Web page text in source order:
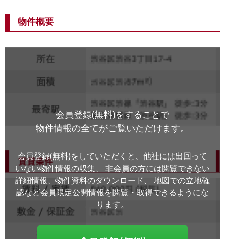
物件概要
会員登録(無料)をすることで
物件情報の全てがご覧いただけます。
会員登録(無料)をしていただくと、他社には出回って
いない物件情報の収集、
非会員の方には閲覧できない
詳細情報、物件資料のダウンロード、
地図での立地確
認など会員限定公開情報を閲覧・取得できるようにな
ります。